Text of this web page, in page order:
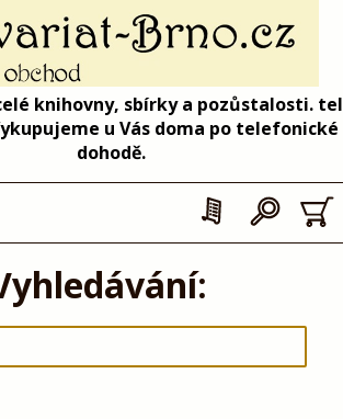
knihovny, sbírky a pozůstalosti. tel
u Vás doma po telefonické
dohodě.